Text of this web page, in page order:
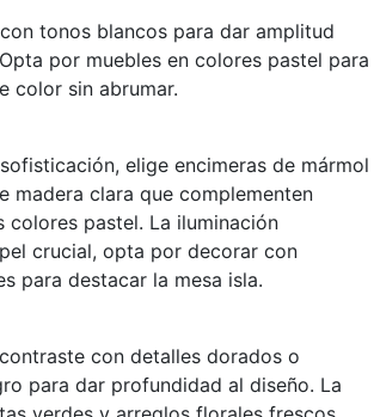
tonos blancos para dar amplitud
por muebles en colores pastel para
color sin abrumar.
elige encimeras de mármol
madera clara que complementen
colores pastel. La iluminación
crucial, opta por decorar con
para destacar la mesa isla.
con detalles dorados o
para dar profundidad al diseño. La